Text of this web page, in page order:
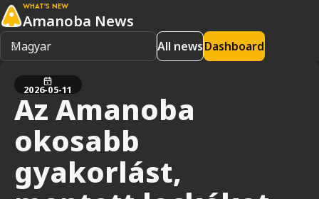
WHAT'S NEW
Amanoba News
All newsDashboard
2026-05-11
Az Amanoba
okosabb
gyakorlást,